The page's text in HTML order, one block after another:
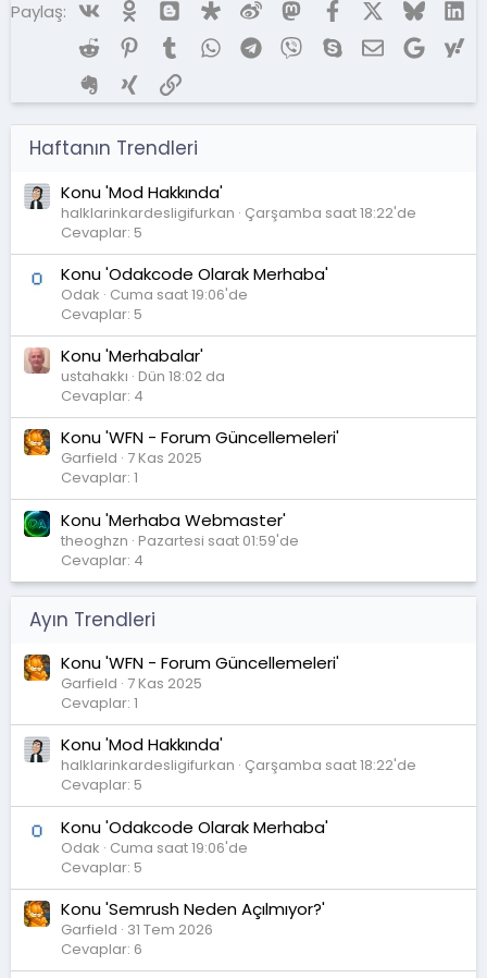
Paylaş: Vk BloggerDiaspora
Weibo MastodonFacebookX (Twitter)
Bluesky
Reddit Pinterest
TumblrWhatsAppTelegram
ViberSkypeE-postaGoogle
Evernote
Xing Link
Haftanın Trendleri
Konu 'Mod Hakkında'
halklarinkardesligifurkan Çarşamba saat 18:22'de
Cevaplar: 5
Konu 'Odakcode Olarak Merhaba'
Odak Cuma saat 19:06'de
Cevaplar: 5
Konu 'Merhabalar'
ustahakkı Dün 18:02 da
Cevaplar: 4
Konu 'WFN - Forum Güncellemeleri'
Garfield 7 Kas 2025
Cevaplar: 1
Konu 'Merhaba Webmaster'
theoghzn Pazartesi saat 01:59'de
Cevaplar: 4
Ayın Trendleri
Konu 'WFN - Forum Güncellemeleri'
Garfield 7 Kas 2025
Cevaplar: 1
Konu 'Mod Hakkında'
halklarinkardesligifurkan Çarşamba saat 18:22'de
Cevaplar: 5
Konu 'Odakcode Olarak Merhaba'
Odak Cuma saat 19:06'de
Cevaplar: 5
Konu 'Semrush Neden Açılmıyor?'
Garfield 31 Tem 2026
Cevaplar: 6